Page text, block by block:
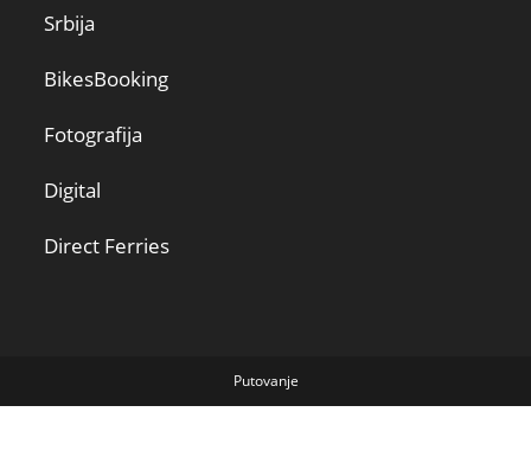
Srbija
BikesBooking
Fotografija
Digital
Direct Ferries
Putovanje